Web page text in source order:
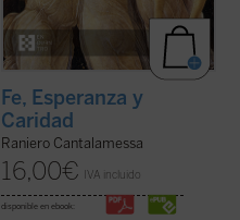
Fe, Esperanza y
Caridad
Raniero Cantalamessa
16,00€ IVA incluido
disponible en ebook: